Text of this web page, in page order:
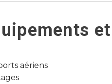
aériens